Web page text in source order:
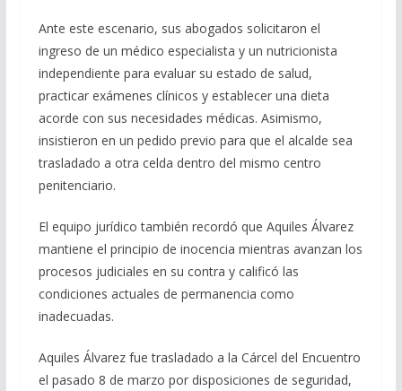
Ante este escenario, sus abogados solicitaron el
ingreso de un médico especialista y un nutricionista
independiente para evaluar su estado de salud,
practicar exámenes clínicos y establecer una dieta
acorde con sus necesidades médicas. Asimismo,
insistieron en un pedido previo para que el alcalde sea
trasladado a otra celda dentro del mismo centro
penitenciario.
El equipo jurídico también recordó que Aquiles Álvarez
mantiene el principio de inocencia mientras avanzan los
procesos judiciales en su contra y calificó las
condiciones actuales de permanencia como
inadecuadas.
Aquiles Álvarez fue trasladado a la Cárcel del Encuentro
el pasado 8 de marzo por disposiciones de seguridad,